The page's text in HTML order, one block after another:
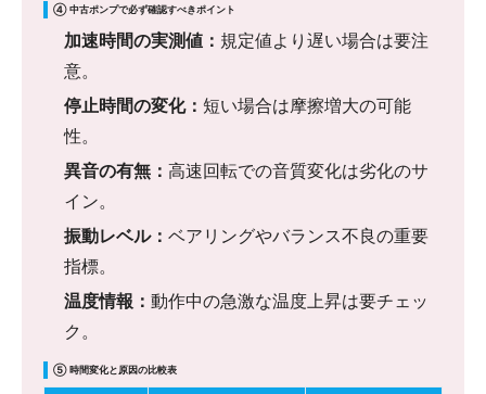
④ 中古ポンプで必ず確認すべきポイント
加速時間の実測値： 規定値より遅い場合は要注
意。
停止時間の変化： 短い場合は摩擦増大の可能
性。
異音の有無： 高速回転での音質変化は劣化のサ
イン。
振動レベル： ベアリングやバランス不良の重要
指標。
温度情報： 動作中の急激な温度上昇は要チェッ
ク。
⑤ 時間変化と原因の比較表